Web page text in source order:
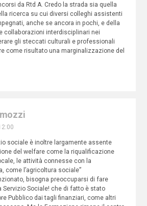
da Rtd A. Credo la strada sia quella
ricerca su cui diversi colleghi assistenti
anche se ancora in pochi, e della
collaborazioni interdisciplinari nei
gli steccati culturali e professionali
come risultato una marginalizzazione del
sociale è inoltre largamente assente
del welfare come la riqualificazione
le attività connesse con la
come l’agricoltura sociale”
bisogna preoccuparsi di fare
Servizio Sociale! che di fatto è stato
Pubblico dai tagli finanziari, come altri